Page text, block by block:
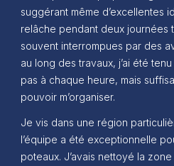
suggérant même d’excellentes
relâche pendant deux journées
souvent interrompues par des
au long des travaux, j’ai été
pas à chaque heure, mais
pouvoir m’organiser.
Je vis dans une région
l’équipe a été exceptionnelle
poteaux. J’avais nettoyé la